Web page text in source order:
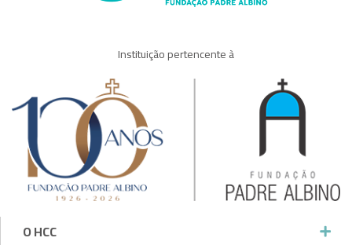
Instituição pertencente à
O HCC